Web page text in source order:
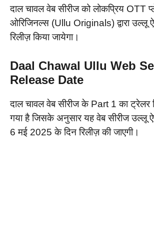
दाल चावल वेब सीरीज को लोकप्रिय OTT
ओरिजिनल्स (Ullu Originals) द्वारा उल्लू
रिलीज़ किया जायेगा।
Daal Chawal Ullu Web
Release Date
दाल चावल वेब सीरीज के Part 1 का ट्रेलर
गया है जिसके अनुसार यह वेब सीरीज उल्लू
6 मई 2025 के दिन रिलीज़ की जाएगी।